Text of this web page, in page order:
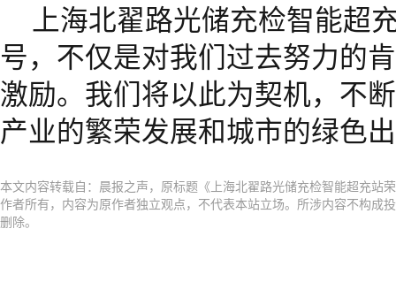
上海北翟路光储充检智能超
号，不仅是对我们过去努力的
激励。我们将以此为契机，不
产业的繁荣发展和城市的绿色
本文内容转载自：晨报之声，原标题《上海北翟路光储充检智能超充站
作者所有，内容为原作者独立观点，不代表本站立场。所涉内容不构成
删除。